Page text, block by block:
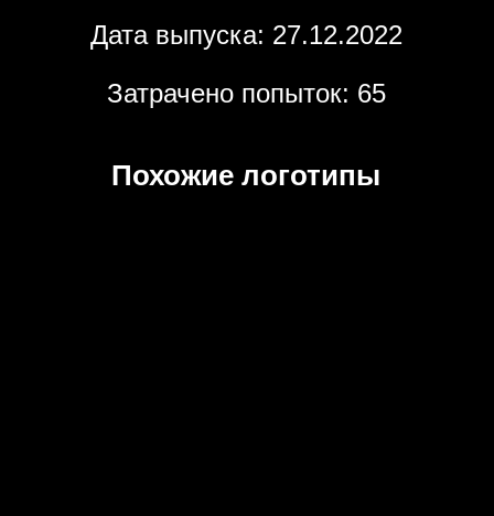
Дата выпуска: 27.12.2022
Затрачено попыток: 65
Похожие логотипы